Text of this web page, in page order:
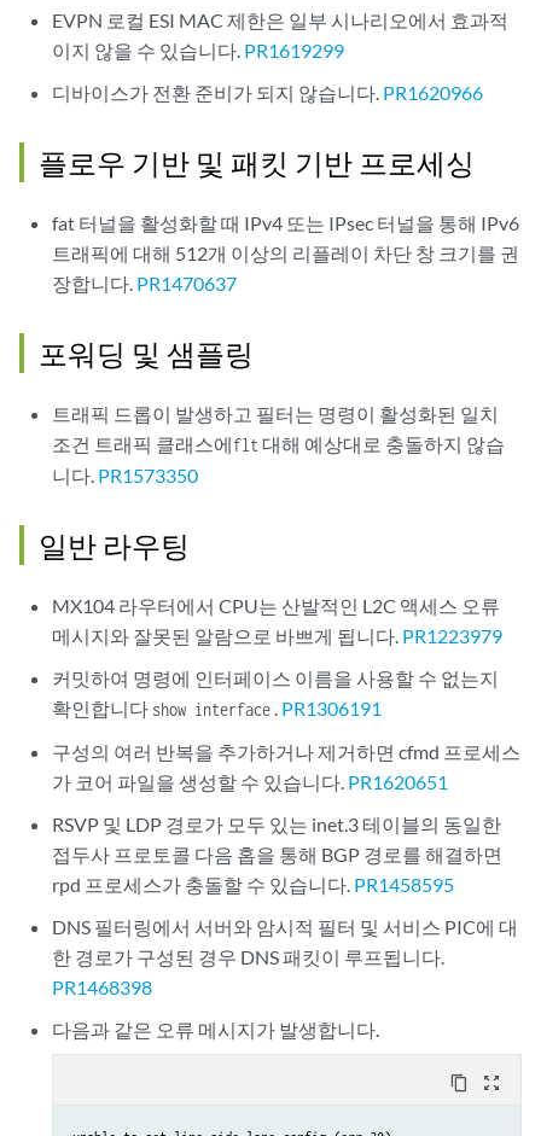
EVPN 로컬 ESI MAC 제한은 일부 시나리오에서 효과적
이지 않을 수 있습니다. PR1619299
디바이스가 전환 준비가 되지 않습니다. PR1620966
플로우 기반 및 패킷 기반 프로세싱
fat 터널을 활성화할 때 IPv4 또는 IPsec 터널을 통해 IPv6
트래픽에 대해 512개 이상의 리플레이 차단 창 크기를 권
장합니다. PR1470637
포워딩 및 샘플링
트래픽 드롭이 발생하고 필터는 명령이 활성화된 일치
조건 트래픽 클래스에flt대해 예상대로 충돌하지 않습
니다. PR1573350
일반 라우팅
MX104 라우터에서 CPU는 산발적인 L2C 액세스 오류
메시지와 잘못된 알람으로 바쁘게 됩니다. PR1223979
커밋하여 명령에 인터페이스 이름을 사용할 수 없는지
확인합니다 show interface . PR1306191
구성의 여러 반복을 추가하거나 제거하면 cfmd 프로세스
가 코어 파일을 생성할 수 있습니다. PR1620651
RSVP 및 LDP 경로가 모두 있는 inet.3 테이블의 동일한
접두사 프로토콜 다음 홉을 통해 BGP 경로를 해결하면
rpd 프로세스가 충돌할 수 있습니다. PR1458595
DNS 필터링에서 서버와 암시적 필터 및 서비스 PIC에 대
한 경로가 구성된 경우 DNS 패킷이 루프됩니다.
PR1468398
다음과 같은 오류 메시지가 발생합니다.
content_copy zoom_out_map